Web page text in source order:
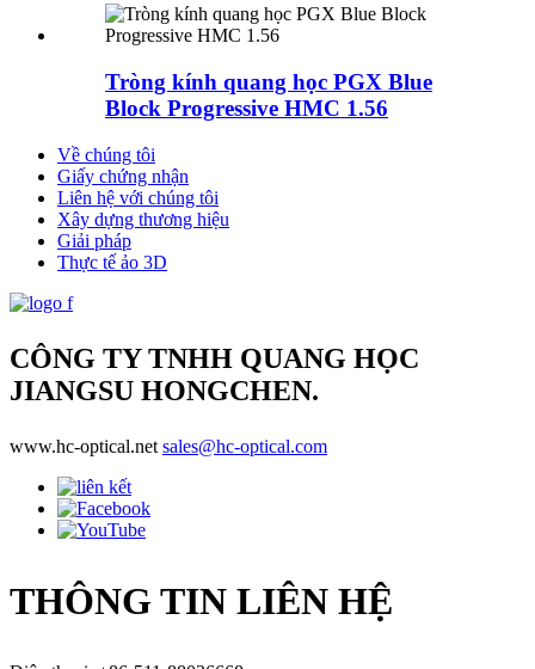
Tròng kính quang học PGX Blue
Block Progressive HMC 1.56
Về chúng tôi
Giấy chứng nhận
Liên hệ với chúng tôi
Xây dựng thương hiệu
Giải pháp
Thực tế ảo 3D
CÔNG TY TNHH QUANG HỌC
JIANGSU HONGCHEN.
www.hc-optical.net sales@hc-optical.com
THÔNG TIN LIÊN HỆ